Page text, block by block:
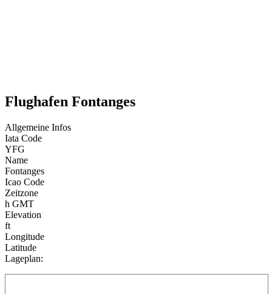
Flughafen Fontanges
Allgemeine Infos
Iata Code
YFG
Name
Fontanges
Icao Code
Zeitzone
h GMT
Elevation
ft
Longitude
Latitude
Lageplan: